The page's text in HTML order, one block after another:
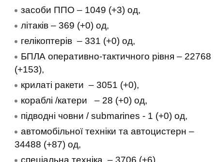
засоби ППО ‒ 1049 (+3) од,
літаків – 369 (+0) од,
гелікоптерів – 331 (+0) од,
БПЛА оперативно-тактичного рівня – 22768
(+153),
крилаті ракети ‒ 3051 (+0),
кораблі /катери ‒ 28 (+0) од,
підводні човни / submarines - 1 (+0) од,
автомобільної техніки та автоцистерн –
34488 (+87) од,
спеціальна техніка ‒ 3706 (+6)